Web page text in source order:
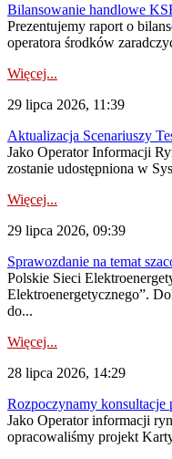
Bilansowanie handlowe
Prezentujemy raport o
operatora środków
Więcej...
29 lipca 2026, 11:39
Aktualizacja Scenariuszy
Jako Operator Informacji
zostanie udostępniona w
Więcej...
29 lipca 2026, 09:39
Sprawozdanie na temat
Polskie Sieci
Elektroenergetycznego”.
do...
Więcej...
28 lipca 2026, 14:29
Rozpoczynamy
Jako Operator informacji
opracowaliśmy projekt